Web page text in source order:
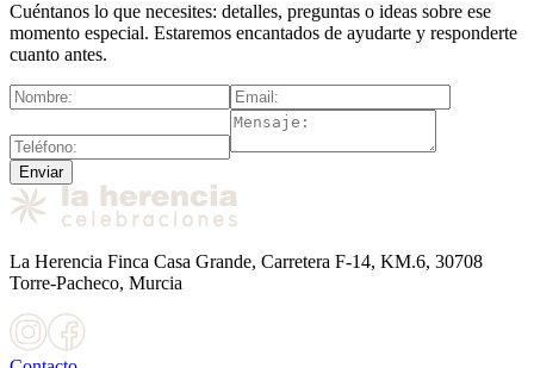
Cuéntanos lo que necesites: detalles, preguntas o ideas sobre ese
momento especial. Estaremos encantados de ayudarte y responderte
cuanto antes.
Enviar
La Herencia Finca Casa Grande, Carretera F-14, KM.6, 30708
Torre-Pacheco, Murcia